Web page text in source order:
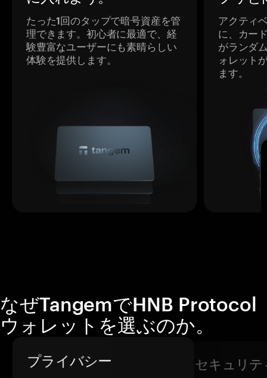
たった1回のタップで暗号資産を管
理できます。初心者に最適で、経
験豊富なユーザーにも素晴らしい
体験を提供します。
アクティ
に、カー
がランダ
ォレット
ます。
なぜTangemでHNB Protocol
ウォレットを選ぶのか。
プライバシー セキュリテ